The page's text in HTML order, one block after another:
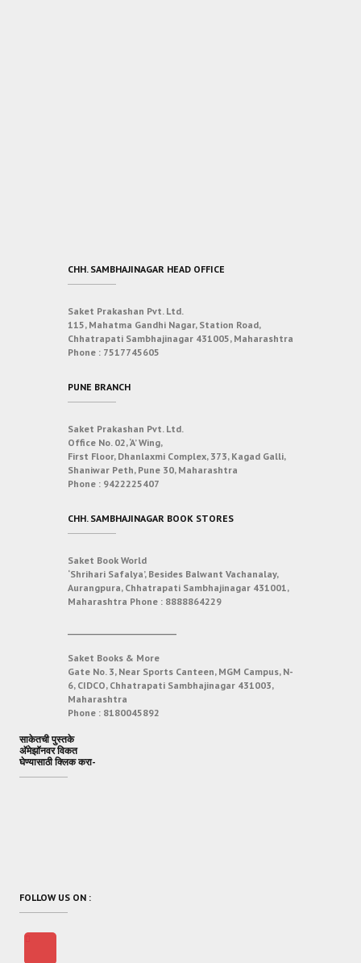
CHH. SAMBHAJINAGAR HEAD OFFICE
Saket Prakashan Pvt. Ltd.
115, Mahatma Gandhi Nagar, Station Road,
Chhatrapati Sambhajinagar 431005, Maharashtra
Phone : 7517745605
PUNE BRANCH
Saket Prakashan Pvt. Ltd.
Office No. 02, ‘A’ Wing,
First Floor, Dhanlaxmi Complex, 373, Kagad Galli,
Shaniwar Peth, Pune 30, Maharashtra
Phone : 9422225407
CHH. SAMBHAJINAGAR BOOK STORES
Saket Book World
‘Shrihari Safalya’, Besides Balwant Vachanalay,
Aurangpura, Chhatrapati Sambhajinagar 431001,
Maharashtra Phone : 8888864229
Saket Books & More
Gate No. 3, Near Sports Canteen, MGM Campus, N-
6, CIDCO, Chhatrapati Sambhajinagar 431003,
Maharashtra
Phone : 8180045892
साकेतची पुस्तके
अ‍ॅमेझॉनवर विकत
घेण्यासाठी क्लिक करा-
FOLLOW US ON :